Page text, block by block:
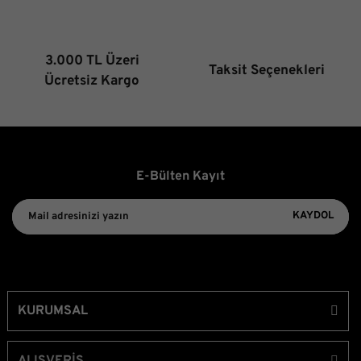
3.000 TL Üzeri
Ücretsiz Kargo
Taksit Seçenekleri
E-Bülten Kayıt
KAYDOL
KURUMSAL